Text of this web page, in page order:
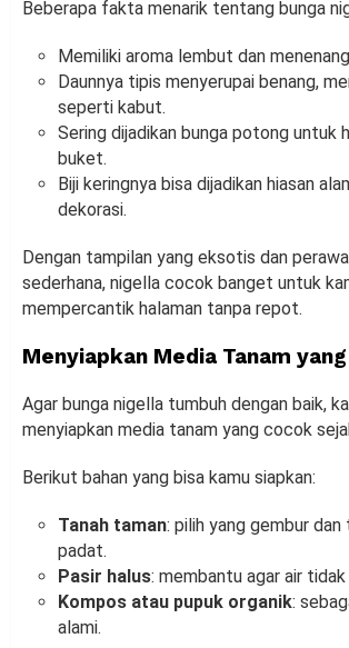
Beberapa fakta menarik tentang bunga
Memiliki aroma lembut dan
Daunnya tipis menyerupai benang,
seperti kabut.
Sering dijadikan bunga potong untuk
buket.
Biji keringnya bisa dijadikan hiasan
dekorasi.
Dengan tampilan yang eksotis dan
sederhana, nigella cocok banget untuk
mempercantik halaman tanpa repot.
Menyiapkan Media Tanam
Agar bunga nigella tumbuh dengan baik,
menyiapkan media tanam yang cocok
Berikut bahan yang bisa kamu siapkan:
Tanah taman: pilih yang gembur
padat.
Pasir halus: membantu agar air
Kompos atau pupuk organik:
alami.